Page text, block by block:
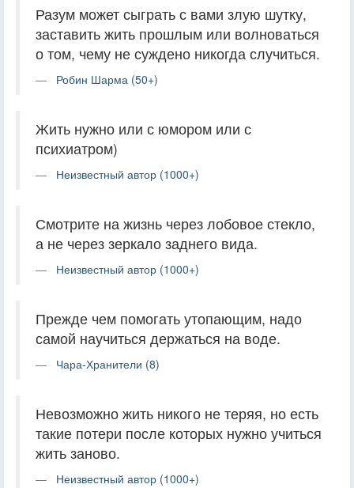
Разум может сыграть с вами злую шутку,
заставить жить прошлым или волноваться
о том, чему не суждено никогда случиться.
Робин Шарма (50+)
Жить нужно или с юмором или с
психиатром)
Неизвестный автор (1000+)
Смотрите на жизнь через лобовое стекло,
а не через зеркало заднего вида.
Неизвестный автор (1000+)
Прежде чем помогать утопающим, надо
самой научиться держаться на воде.
Чара-Хранители (8)
Невозможно жить никого не теряя, но есть
такие потери после которых нужно учиться
жить заново.
Неизвестный автор (1000+)